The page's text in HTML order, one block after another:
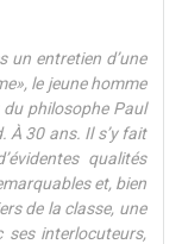
un entretien d’une
le jeune homme
philosophe Paul
À 30 ans. Il s’y fait
qualités
et, bien
de la classe, une
ses interlocuteurs,